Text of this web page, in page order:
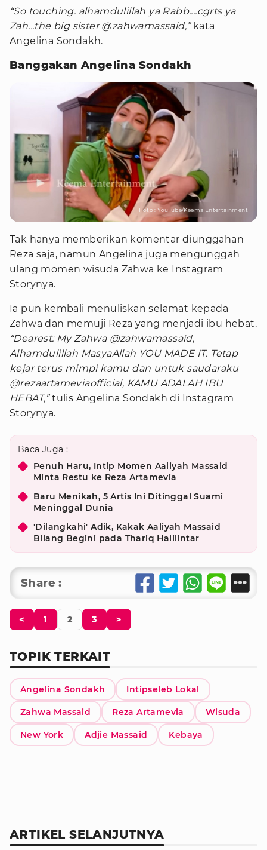
“So touching. alhamdulillah ya Rabb....cgrts ya
Zah...the big sister @zahwamassaid,”kata
Angelina Sondakh.
Banggakan Angelina Sondakh
Foto : YouTube/Keema Entertainment
Tak hanya memberikan komentar diunggahan
Reza saja, namun Angelina juga mengunggah
ulang momen wisuda Zahwa ke Instagram
Storynya.
Ia pun kembali menuliskan selamat kepada
Zahwa dan memuji Reza yang menjadi ibu hebat.
“Dearest: My Zahwa @zahwamassaid,
Alhamdulillah MasyaAllah YOU MADE IT. Tetap
kejar terus mimpi kamu dan untuk saudaraku
@rezaartameviaofficial, KAMU ADALAH IBU
HEBAT,”tulis Angelina Sondakh di Instagram
Storynya.
Baca Juga :
Penuh Haru, Intip Momen Aaliyah Massaid
Minta Restu ke Reza Artamevia
Baru Menikah, 5 Artis Ini Ditinggal Suami
Meninggal Dunia
'Dilangkahi' Adik, Kakak Aaliyah Massaid
Bilang Begini pada Thariq Halilintar
Share :
< 1 2 3 >
TOPIK TERKAIT
Angelina Sondakh Intipseleb Lokal
Zahwa Massaid Reza Artamevia Wisuda
New York Adjie Massaid Kebaya
ARTIKEL SELANJUTNYA